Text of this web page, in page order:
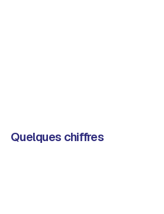
Quelques chiffres